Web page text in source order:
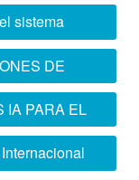
sistema
DE
IA PARA EL
DEFENSA"